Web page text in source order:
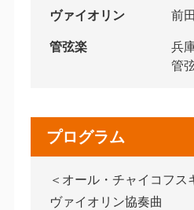
ヴァイオリン 前
管弦楽
兵
管
プログラム
＜オール・チャイコフス
ヴァイオリン協奏曲